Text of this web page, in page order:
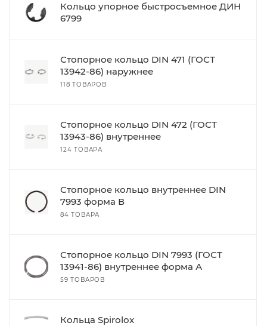
Кольцо упорное быстросъемное ДИН
6799
Стопорное кольцо DIN 471 (ГОСТ
13942-86) наружнее
118 ТОВАРОВ
Стопорное кольцо DIN 472 (ГОСТ
13943-86) внутреннее
124 ТОВАРА
Стопорное кольцо внутреннее DIN
7993 форма В
84 ТОВАРА
Стопорное кольцо DIN 7993 (ГОСТ
13941-86) внутреннее форма А
59 ТОВАРОВ
Кольца Spirolox